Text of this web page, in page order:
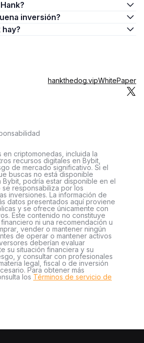
Hank?
inversión?
hay?
hankthedog.vipWhitePaper
en criptomonedas, incluida la
recursos digitales en Bybit,
de mercado significativo. Si el
buscas no está disponible
Bybit, podría estar disponible en el
se responsabiliza por los
inversiones. La información de
datos presentados aquí proviene
y se ofrece únicamente con
Este contenido no constituye
ni una recomendación u
vender o mantener ningún
de operar o mantener activos
deberían evaluar
su situación financiera y su
y consultar con profesionales
legal, fiscal o de inversión
Para obtener más
los Términos de servicio de